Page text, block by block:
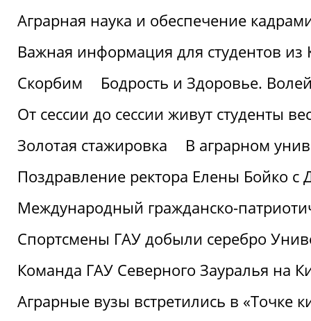
Аграрная наука и обеспечение
Важная информация для студентов из
Скорбим
Бодрость и Здоровье.
От сессии до сессии живут студенты
Золотая стажировка
В аграрном
Поздравление ректора Елены Бойко с
Международный гражданско-
Спортсмены ГАУ добыли серебро
Команда ГАУ Северного Зауралья на
Аграрные вузы встретились в «Точке